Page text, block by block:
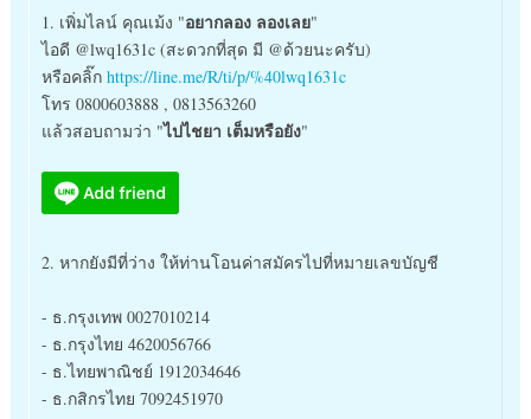
1. เพิ่มไลน์ คุณเม้ง "อยากลอง ลองเลย"
ไอดี @lwq1631c (สะดวกที่สุด มี @ด้วยนะครับ)
หรือคลิ๊ก https://line.me/R/ti/p/%40lwq1631c
โทร 0800603888 , 0813563260
แล้วสอบถามว่า "ไปไชยา เต็มหรือยัง"
2. หากยังมีที่ว่าง ให้ท่านโอนค่าสมัครไปที่หมายเลขบัญชี
- ธ.กรุงเทพ 0027010214
- ธ.กรุงไทย 4620056766
- ธ.ไทยพาณิชย์ 1912034646
- ธ.กสิกรไทย 7092451970